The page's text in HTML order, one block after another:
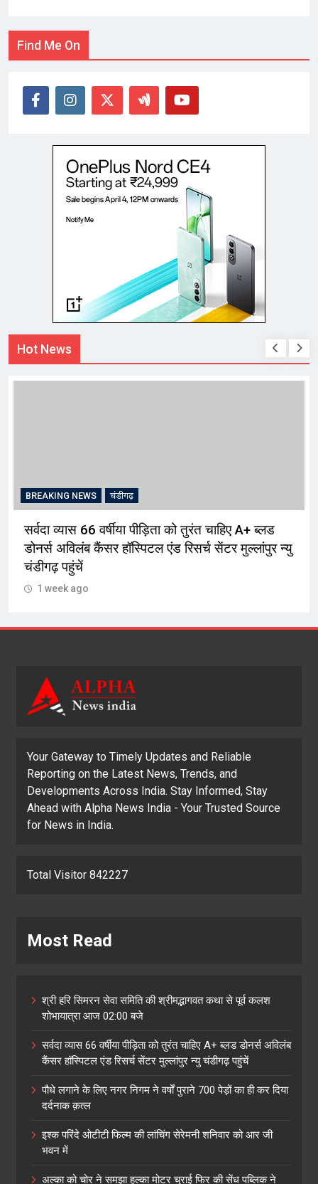
Find Me On
Hot News
BREAKING NEWS चंडीगढ़
सर्वदा व्यास 66 वर्षीया पीड़िता को तुरंत चाहिए A+ ब्लड
डोनर्स अविलंब कैंसर हॉस्पिटल एंड रिसर्च सेंटर मुल्लांपुर न्यु
चंडीगढ़ पहुंचें
1 week ago
Your Gateway to Timely Updates and Reliable
Reporting on the Latest News, Trends, and
Developments Across India. Stay Informed, Stay
Ahead with Alpha News India - Your Trusted Source
for News in India.
Total Visitor 842227
Most Read
श्री हरि सिमरन सेवा समिति की श्रीमद्भागवत कथा से पूर्व कलश
शोभायात्रा आज 02:00 बजे
सर्वदा व्यास 66 वर्षीया पीड़िता को तुरंत चाहिए A+ ब्लड डोनर्स अविलंब
कैंसर हॉस्पिटल एंड रिसर्च सेंटर मुल्लांपुर न्यु चंडीगढ़ पहुंचें
पौधे लगाने के लिए नगर निगम ने वर्षों पुराने 700 पेड़ों का ही कर दिया
दर्दनाक क़त्ल
इश्क परिंदे ओटीटी फिल्म की लांचिंग सेरेमनी शनिवार को आर जी
भवन में
अल्का को चोर ने समझा हल्का मोटर चुराई फिर की सेंध पब्लिक ने